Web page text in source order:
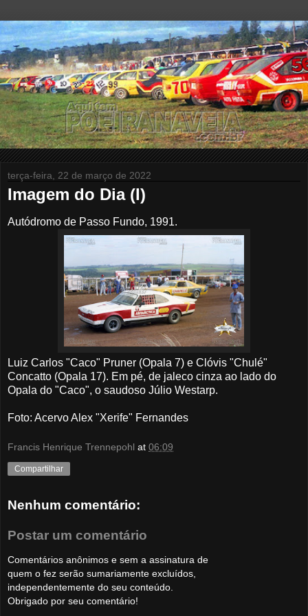
terça-feira, 22 de março de 2022
Imagem do Dia (I)
Autódromo de Passo Fundo, 1991.
Luiz Carlos "Caco" Pruner (Opala 7) e Clóvis "Chulé"
Concatto (Opala 17). Em pé, de jaleco cinza ao lado do
Opala do "Caco", o saudoso Júlio Westarp.
Foto: Acervo Alex "Xerife" Fernandes
Francis Henrique Trennepohl at 06:09
Compartilhar
Nenhum comentário:
Postar um comentário
Comentários anônimos e sem a assinatura de
quem o fez serão sumariamente excluídos,
independentemente do seu conteúdo.
Obrigado por seu comentário!